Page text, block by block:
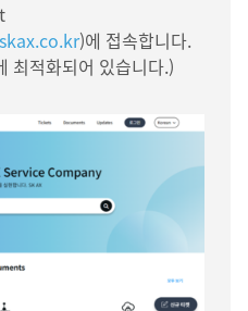
)에 접속합니다.
최적화되어 있습니다.)